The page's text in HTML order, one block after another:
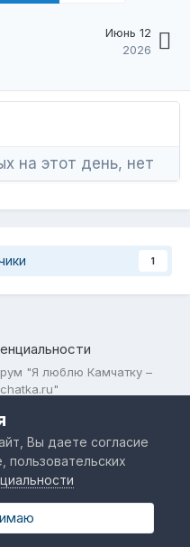
Июнь 12
2026
на этот день, нет
1
"Я люблю Камчатку –
Вы даете согласие
пользовательских